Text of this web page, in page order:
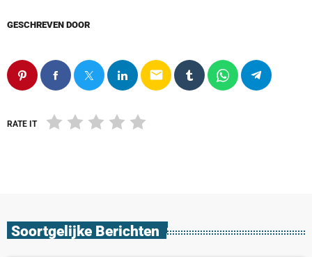
GESCHREVEN DOOR
email
RATE IT
Soortgelijke Berichten